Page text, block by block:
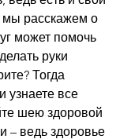
расскажем о
может помочь
руки
Тогда
узнаете все
шею здоровой
– ведь здоровье